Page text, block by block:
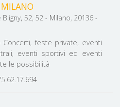
MILANO
52, 52 - Milano, 20136 -
Concerti, feste private, eventi
eventi sportivi ed eventi
le possibilità